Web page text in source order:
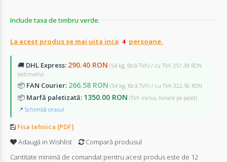
Include taxa de timbru verde.
La acest produs se mai uita inca persoane.
🚚 DHL Express: 290.40 RON (54 kg, fără TVA) / cu TVA 351.38 RON
(estimativ)
📦 FAN Courier: 266.58 RON (54 kg, fără TVA) / cu TVA 322.56 RON
📦 Marfă paletizată: 1350.00 RON (TVA inclus, livrare pe palet)
📍 Schimbă orașul
Fisa tehnica [PDF]
Adaugă in Wishlist
Compară produsul
Cantitate minimă de comandat pentru acest produs este de 12